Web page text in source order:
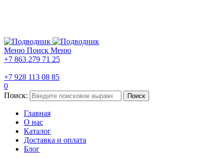
Меню Поиск Меню
+7 863 279 71 25
+7 928 113 08 85
0
Поиск:
Поиск
Главная
О нас
Каталог
Доставка и оплата
Блог